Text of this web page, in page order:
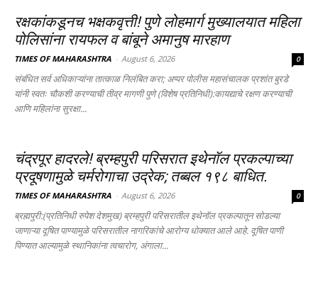
रक्षकांकडूनच भक्षकवृत्ती! पुणे लोहमार्ग मुख्यालयात महिला
पोलिसांना रायफल व बांबूने अमानुष मारहाण
TIMES OF MAHARASHTRA August 6, 2026 0
संबंधित सर्व अधिकाऱ्यांना तात्काळ निलंबित करा; अप्पर पोलीस महासंचालक प्रशांत बुरडे
यांनी स्वतः चौकशी करण्याची तीव्र मागणी पुणे (विशेष प्रतिनिधी):कायद्याचे रक्षण करण्याची
आणि महिलांना सुरक्षा...
चंद्रपूर हादरले! ब्रम्हपुरी परिसरात इथेनॉल प्रकल्पाच्या
प्रदूषणामुळे चर्मरोगाचा उद्रेक; तब्बल १९८ बाधित.
TIMES OF MAHARASHTRA August 6, 2026 0
ब्रह्मपुरी:(प्रतिनिधी रुपेश देशमुख) ब्रम्हपुरी परिसरातील इथेनॉल प्रकल्पातून सोडल्या
जाणाऱ्या दूषित पाण्यामुळे परिसरातील नागरिकांचे आरोग्य धोक्यात आले आहे. दूषित पाणी
पिण्यात आल्यामुळे स्थानिकांना त्वचारोग, अंगाला...